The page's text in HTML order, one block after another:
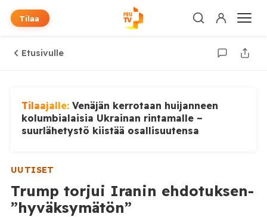
Tilaa
Etusivulle
Tilaajalle: Venäjän kerrotaan huijanneen
kolumbialaisia Ukrainan rintamalle –
suurlähetystö kiistää osallisuutensa
UUTISET
Trump torjui Iranin ehdotuksen-
”hyväksymätön”